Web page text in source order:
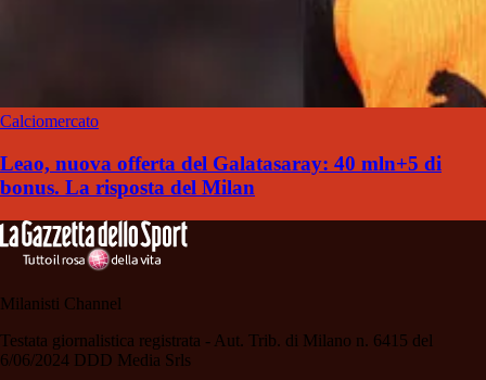
Calciomercato
Leao, nuova offerta del Galatasaray: 40 mln+5 di
bonus. La risposta del Milan
Milanisti Channel
Testata giornalistica registrata - Aut. Trib. di Milano n. 6415 del
6/06/2024 DDD Media Srls